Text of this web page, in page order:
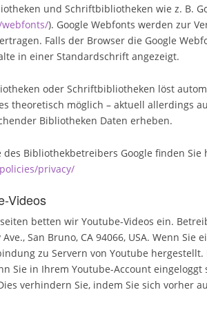
und Schriftbibliotheken wie z. B.
). Google Webfonts werden zur
Falls der Browser die Google
in einer Standardschrift angezeigt.
oder Schriftbibliotheken löst
theoretisch möglich – aktuell allerdings
Bibliotheken Daten erheben.
Bibliothekbetreibers Google finden Sie
privacy/
Videos
betten wir Youtube-Videos ein.
Ave., San Bruno, CA 94066, USA. Wenn
zu Servern von Youtube
Sie in Ihrem Youtube-Account
verhindern Sie, indem Sie sich vorher